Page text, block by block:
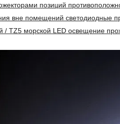
позиций
вне помещений светодиодные
/ TZ5 морской LED освещение